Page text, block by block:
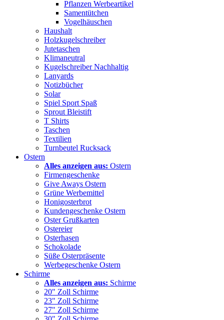
Pflanzen Werbeartikel
Samentütchen
Vogelhäuschen
Haushalt
Holzkugelschreiber
Jutetaschen
Klimaneutral
Kugelschreiber Nachhaltig
Lanyards
Notizbücher
Solar
Spiel Sport Spaß
Sprout Bleistift
T Shirts
Taschen
Textilien
Turnbeutel Rucksack
Ostern
Alles anzeigen aus: Ostern
Firmengeschenke
Give Aways Ostern
Grüne Werbemittel
Honigosterbrot
Kundengeschenke Ostern
Oster Grußkarten
Ostereier
Osterhasen
Schokolade
Süße Osterpräsente
Werbegeschenke Ostern
Schirme
Alles anzeigen aus: Schirme
20" Zoll Schirme
23" Zoll Schirme
27" Zoll Schirme